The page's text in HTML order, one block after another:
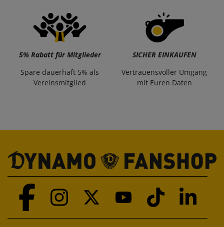
5% Rabatt für Mitglieder
Spare dauerhaft 5% als
Vereinsmitglied
SICHER EINKAUFEN
Vertrauensvoller Umgang
mit Euren Daten